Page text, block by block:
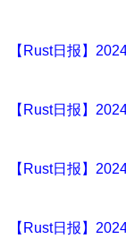
【Rust日报】
【Rust日报】
【Rust日报】
【Rust日报】